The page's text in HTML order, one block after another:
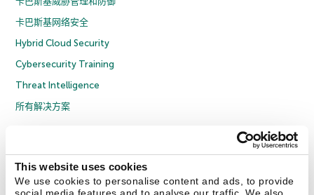
This website uses cookies
We use cookies to personalise content and ads, to provide
卡巴斯基网络安全
Hybrid Cloud Security
Cybersecurity Training
Threat Intelligence
所有解决方案
隐私策略
京ICP备12053225号
京公网安备 11010102001169号